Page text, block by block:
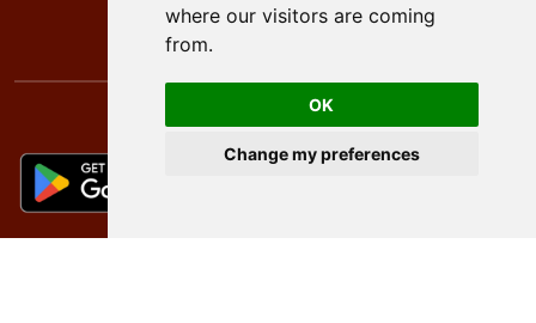
where our visitors are coming
from.
OK
Change my preferences